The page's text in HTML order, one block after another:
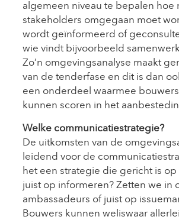
algemeen niveau te bepalen hoe
stakeholders omgegaan moet
wordt geïnformeerd of
wie vindt bijvoorbeeld
Zo’n omgevingsanalyse maakt
van de tenderfase en dit is dan
een onderdeel waarmee
kunnen scoren in het
Welke communicatiestrategie?
De uitkomsten van de
leidend voor de
het een strategie die gericht is
juist op informeren? Zetten we in
ambassadeurs of juist op
Bouwers kunnen weliswaar